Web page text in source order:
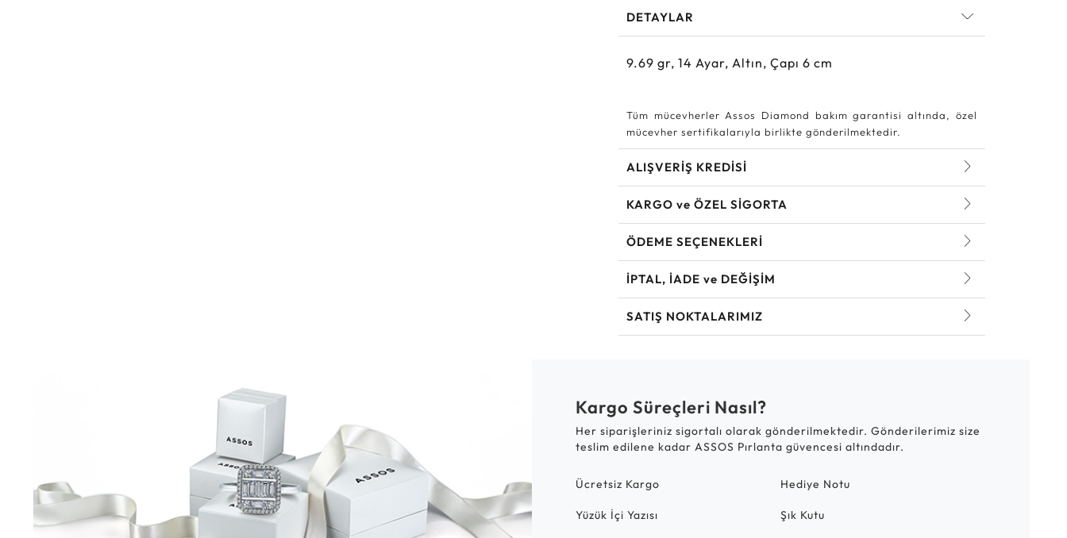
DETAYLAR
9.69gr,14Ayar, Altın, Çapı 6 cm
Tüm mücevherler Assos Diamond bakım garantisi altında, özel
mücevher sertifikalarıyla birlikte gönderilmektedir.
ALIŞVERİŞ KREDİSİ
KARGO ve ÖZEL SİGORTA
ÖDEME SEÇENEKLERİ
İPTAL, İADE ve DEĞİŞİM
SATIŞ NOKTALARIMIZ
Kargo Süreçleri Nasıl?
Her siparişleriniz sigortalı olarak gönderilmektedir. Gönderilerimiz size
teslim edilene kadar ASSOS Pırlanta güvencesi altındadır.
Ücretsiz Kargo Hediye Notu
Yüzük İçi Yazısı Şık Kutu